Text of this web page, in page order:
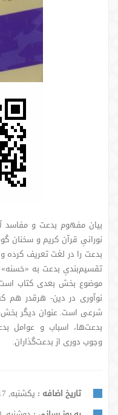
بیان مفهوم بدعت و مفاسد
نورانیِ قرآن کریم و سخنان
بدعت را در لغت تعریف کرده
تقسیم‌بندیِ بدعت به «حَسنه»
موضوع بخش بعدی کتاب
نوآوری در دین- هرقدر هم
شرعی است. عنوان دیگر
بدعت‌ها، اسباب و عوامل
وجوب دوری از بدعت‌گذاران.
تاریخ اضافه : یکشنبه, 17 خرداد 1388